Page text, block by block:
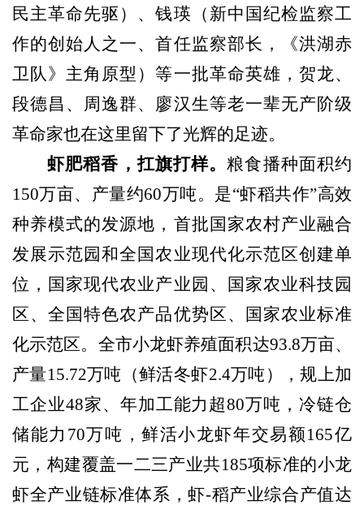
民主革命先驱）、钱瑛（新中国纪检监察工
作的创始人之一、首任监察部长，《洪湖赤
卫队》主角原型）等一批革命英雄，贺龙、
段德昌、周逸群、廖汉生等老一辈无产阶级
革命家也在这里留下了光辉的足迹。
虾肥稻香，扛旗打样。粮食播种面积约
150万亩、产量约60万吨。是“虾稻共作”高效
种养模式的发源地，首批国家农村产业融合
发展示范园和全国农业现代化示范区创建单
位，国家现代农业产业园、国家农业科技园
区、全国特色农产品优势区、国家农业标准
化示范区。全市小龙虾养殖面积达93.8万亩、
产量15.72万吨（鲜活冬虾2.4万吨 ），规上加
工企业48家、年加工能力超80万吨，冷链仓
储能力70万吨，鲜活小龙虾年交易额165亿
元，构建覆盖一二三产业共185项标准的小龙
虾全产业链标准体系，虾-稻产业综合产值达